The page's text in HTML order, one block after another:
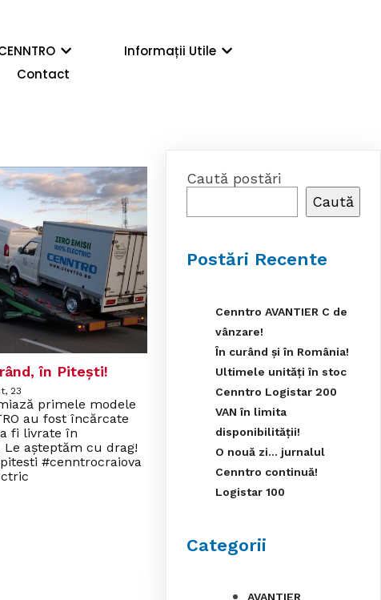
Informații Utile
Contact
în Pitești!
23
primele modele
au fost încărcate
fi livrate în
Le așteptăm cu drag!
#cenntrocraiova
Caută postări
Caută
Postări Recente
Cenntro AVANTIER C de
vânzare!
În curând și în România!
Ultimele unități în stoc
Cenntro Logistar 200
VAN în limita
disponibilității!
O nouă zi… jurnalul
Cenntro continuă!
Logistar 100
Categorii
AVANTIER